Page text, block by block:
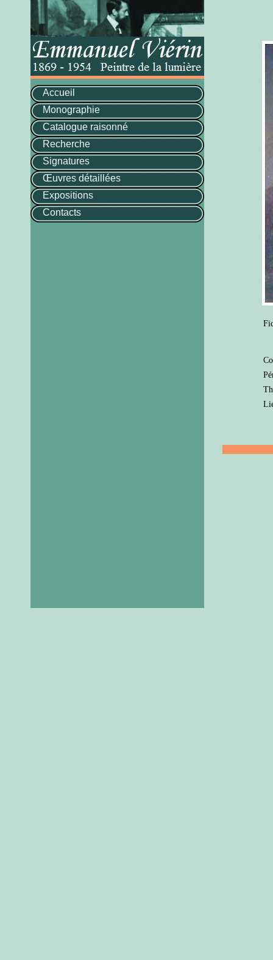
Accueil
Monographie
Catalogue raisonné
Recherche
Signatures
Œuvres détaillées
Expositions
Contacts